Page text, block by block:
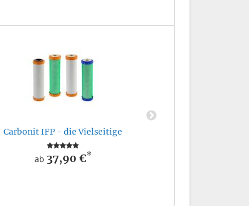
Carbonit IFP - die Vielseitige
ab 37,90 €*